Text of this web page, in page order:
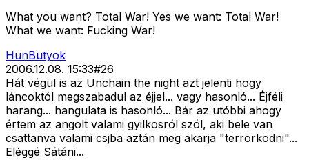
What you want? Total War! Yes we want: Total War!
What we want: Fucking War!
HunButyok
2006.12.08. 15:33#26
Hát végül is az Unchain the night azt jelenti hogy
láncoktól megszabadul az éjjel... vagy hasonló... Éjféli
harang... hangulata is hasonló... Bár az utóbbi ahogy
értem az angolt valami gyilkosról szól, aki bele van
csattanva valami csjba aztán meg akarja "terrorkodni"...
Eléggé Sátáni...